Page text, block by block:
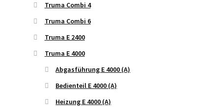
Truma Combi 4
Truma Combi 6
Truma E 2400
Truma E 4000
Abgasführung E 4000 (A)
Bedienteil E 4000 (A)
Heizung E 4000 (A)